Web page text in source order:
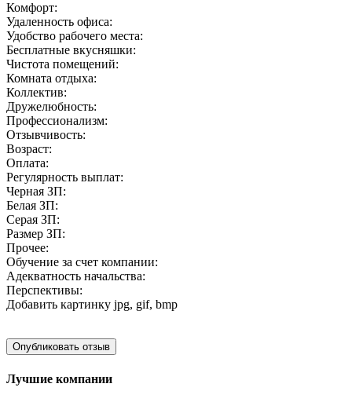
Комфорт:
Удаленность офиса:
Удобство рабочего места:
Бесплатные вкусняшки:
Чистота помещений:
Комната отдыха:
Коллектив:
Дружелюбность:
Профессионализм:
Отзывчивость:
Возраст:
Оплата:
Регулярность выплат:
Черная ЗП:
Белая ЗП:
Серая ЗП:
Размер ЗП:
Прочее:
Обучение за счет компании:
Адекватность начальства:
Перспективы:
Добавить картинку jpg, gif, bmp
Лучшие компании